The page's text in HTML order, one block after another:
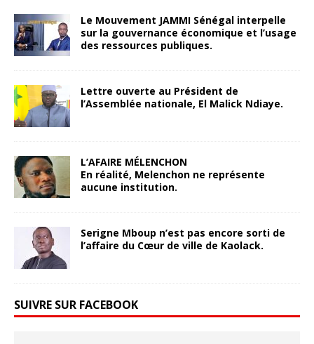
Le Mouvement JAMMI Sénégal interpelle
sur la gouvernance économique et l’usage
des ressources publiques.
Lettre ouverte au Président de
l’Assemblée nationale, El Malick Ndiaye.
L’AFAIRE MÉLENCHON
En réalité, Melenchon ne représente
aucune institution.
Serigne Mboup n’est pas encore sorti de
l’affaire du Cœur de ville de Kaolack.
SUIVRE SUR FACEBOOK